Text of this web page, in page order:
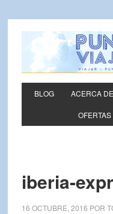
BLOG ACERCA DE
iberia-
16 OCTUBRE, 2016 POR